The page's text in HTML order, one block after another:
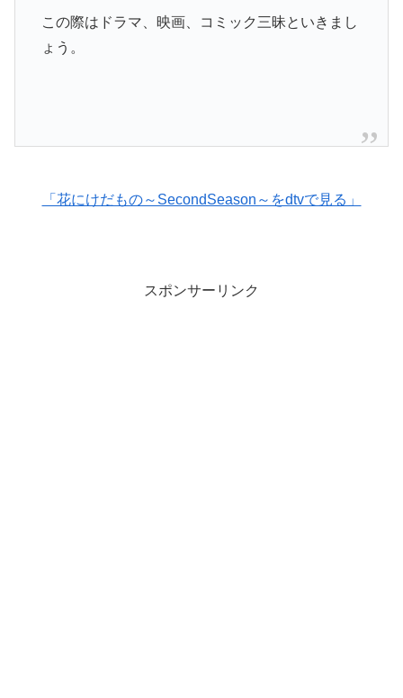
この際はドラマ、映画、コミック三昧といきまし
ょう。
「花にけだもの～SecondSeason～をdtvで見る」
スポンサーリンク